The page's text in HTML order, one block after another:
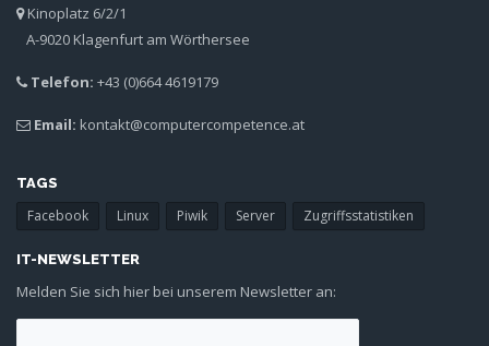
Kinoplatz 6/2/1
A-9020 Klagenfurt am Wörthersee
Telefon: +43 (0)664 4619179
Email: kontakt@computercompetence.at
TAGS
Facebook Linux Piwik Server Zugriffsstatistiken
IT-NEWSLETTER
Melden Sie sich hier bei unserem Newsletter an: